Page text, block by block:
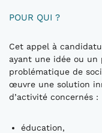
POUR QUI ?
Cet appel à
ayant une idée ou
problématique de
œuvre une solution
d’activité concernés :
éducation,